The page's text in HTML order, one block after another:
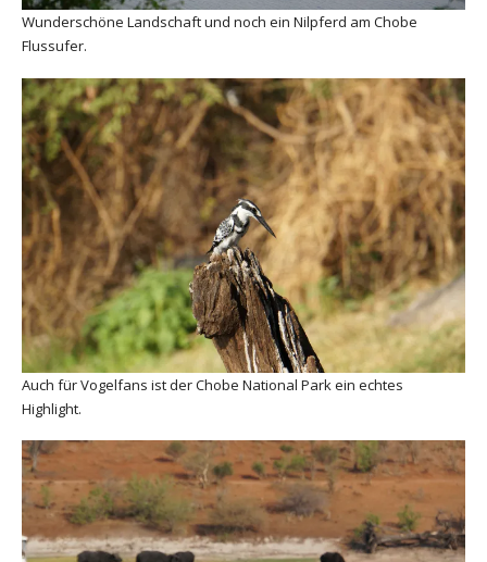
Wunderschöne Landschaft und noch ein Nilpferd am Chobe
Flussufer.
Auch für Vogelfans ist der Chobe National Park ein echtes
Highlight.